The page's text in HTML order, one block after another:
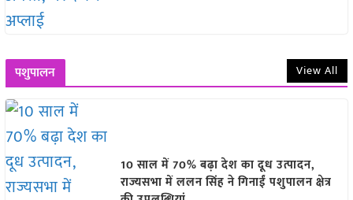
पशुपालन View All
10 साल में 70% बढ़ा देश का दूध उत्पादन,
राज्यसभा में ललन सिंह ने गिनाईं पशुपालन क्षेत्र